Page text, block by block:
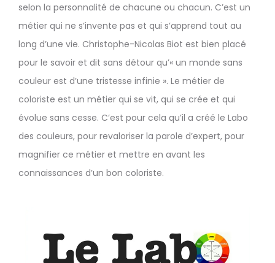
selon la personnalité de chacune ou chacun. C’est un
métier qui ne s’invente pas et qui s’apprend tout au
long d’une vie. Christophe-Nicolas Biot est bien placé
pour le savoir et dit sans détour qu’« un monde sans
couleur est d’une tristesse infinie ». Le métier de
coloriste est un métier qui se vit, qui se crée et qui
évolue sans cesse. C’est pour cela qu’il a créé le Labo
des couleurs, pour revaloriser la parole d’expert, pour
magnifier ce métier et mettre en avant les
connaissances d’un bon coloriste.